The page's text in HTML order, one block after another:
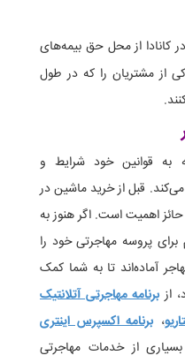
کانادا از محل حق بیمه‌های
از مشتریان را که در طول
به قوانین خود شرایط و
قبل از خرید ماشین در
حائز اهمیت است. اگر هنوز به
برای پروسه مهاجرتی خود را
آماده‌اند تا به شما کمک
از برنامه مهاجرتی آتلانتیک
، برنامه اکسپرس اینتری
از خدمات مهاجرتی